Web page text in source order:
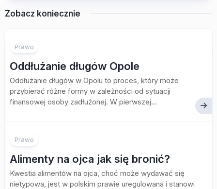
Zobacz koniecznie
Prawo
Oddłużanie długów Opole
Oddłużanie długów w Opolu to proces, który może
przybierać różne formy w zależności od sytuacji
finansowej osoby zadłużonej. W pierwszej...
Prawo
Alimenty na ojca jak się bronić?
Kwestia alimentów na ojca, choć może wydawać się
nietypowa, jest w polskim prawie uregulowana i stanowi